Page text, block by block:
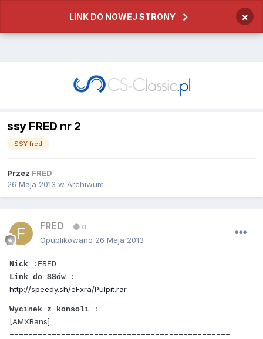
LINK DO NOWEJ STRONY ×
ssy FRED nr 2
SSY fred
Przez FRED
26 Maja 2013 w Archiwum
FRED 0
Opublikowano 26 Maja 2013
Nick :FRED
Link do SSów :
http://speedy.sh/eFxra/Pulpit.rar
Wycinek z konsoli :
[AMXBans]
===============================================